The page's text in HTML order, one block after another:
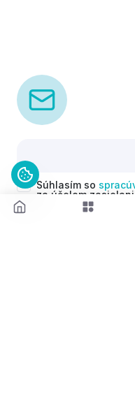
Súhlasím so
za účelom
(newsletterov) v
Nariadenia GDPR.